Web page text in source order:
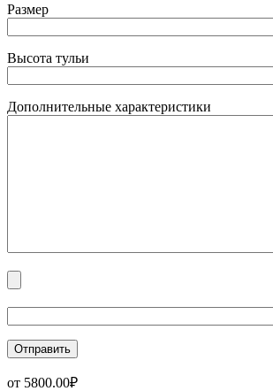
Размер
Высота тульи
Дополнительные характеристики
от 5800.00₽